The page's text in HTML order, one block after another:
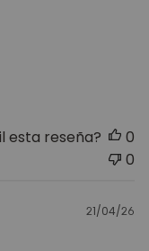
esta reseña?
0
0
21/04/26